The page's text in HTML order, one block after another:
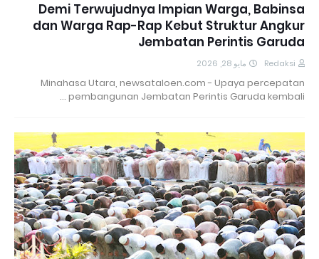
Demi Terwujudnya Impian Warga, Babinsa
dan Warga Rap-Rap Kebut Struktur Angkur
Jembatan Perintis Garuda
Redaksi مايو 28, 2026
Minahasa Utara, newsataloen.com - Upaya percepatan
pembangunan Jembatan Perintis Garuda kembali …